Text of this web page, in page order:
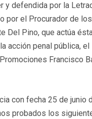
y defendida por la
por el Procurador de
Del Pino, que actúa
acción penal pública,
Francisco
con fecha 25 de junio
probados los